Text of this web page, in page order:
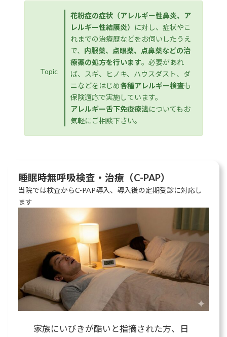
Topic
花粉症の症状（アレルギー性鼻炎、ア
レルギー性結膜炎）
に対し、症状やこ
れまでの治療歴などをお伺いしたうえ
で、 内服薬、点眼薬、点鼻薬などの治
療薬の処方を行います。必要があれ
ば、スギ、ヒノキ、ハウスダスト、ダ
ニなどをはじめ各種アレルギー検査も
保険適応で実施しています。
アレルギー舌下免疫療法についてもお
気軽にご相談下さい。
睡眠時無呼吸検査・治療（C-PAP）
当院では検査からC-PAP導入、導入後の定期受診に対応し
ます
家族にいびきが酷いと指摘された方、日